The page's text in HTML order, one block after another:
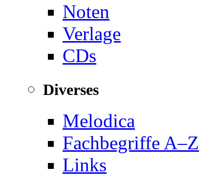
Noten
Verlage
CDs
Diverses
Melodica
Fachbegriffe A–Z
Links